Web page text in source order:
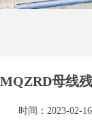
MQZRD母线
时间：2023-02-